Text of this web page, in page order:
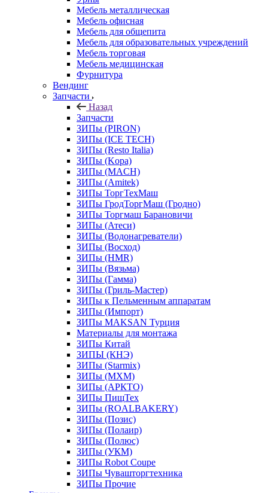
Мебель металлическая
Мебель офисная
Мебель для общепита
Мебель для образовательных учреждений
Мебель торговая
Мебель медицинская
Фурнитура
Вендинг
Запчасти
Назад
Запчасти
ЗИПы (PIRON)
ЗИПы (ICE TECH)
ЗИПы (Resto Italia)
ЗИПы (Kopa)
ЗИПы (MACH)
ЗИПы (Amitek)
ЗИПы ТоргТехМаш
ЗИПы ГродТоргМаш (Гродно)
ЗИПы Торгмаш Барановичи
ЗИПы (Атеси)
ЗИПы (Водонагреватели)
ЗИПы (Восход)
ЗИПы (HMR)
ЗИПы (Вязьма)
ЗИПы (Гамма)
ЗИПы (Гриль-Мастер)
ЗИПы к Пельменным аппаратам
ЗИПы (Импорт)
ЗИПы MAKSAN Турция
Материалы для монтажа
ЗИПы Китай
ЗИПЫ (КНЭ)
ЗИПы (Starmix)
ЗИПы (МХМ)
ЗИПы (АРКТО)
ЗИПы ПищТех
ЗИПы (ROALBAKERY)
ЗИПы (Позис)
ЗИПы (Полаир)
ЗИПы (Полюс)
ЗИПы (УКМ)
ЗИПы Robot Coupe
ЗИПы Чувашторгтехника
ЗИПы Прочие